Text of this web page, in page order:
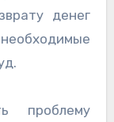
денег
проблему